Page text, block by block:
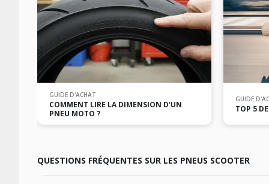
GUIDE D'ACHAT
COMMENT LIRE LA DIMENSION D'UN
PNEU MOTO ?
GUIDE
TOP 5
QUESTIONS FRÉQUENTES SUR LES PNEUS SCOOTER